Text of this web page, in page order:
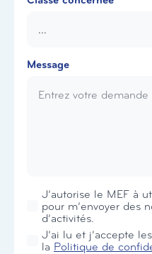
Message
Newsletter
J’autorise le MEF à
pour m’envoyer des
d’activités.
RGPD
J’ai lu et j’accepte les
la Politique de